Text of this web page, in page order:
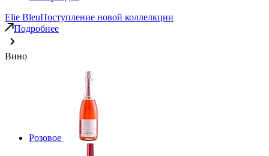
Elie BleuПоступление новой коллелкции
Подробнее
Вино
Розовое